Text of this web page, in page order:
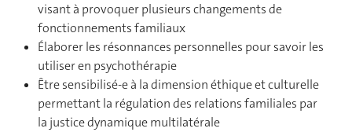
visant à provoquer plusieurs changements de
fonctionnements familiaux
Élaborer les résonnances personnelles pour savoir les
utiliser en psychothérapie
Être sensibilisé-e à la dimension éthique et culturelle
permettant la régulation des relations familiales par
la justice dynamique multilatérale